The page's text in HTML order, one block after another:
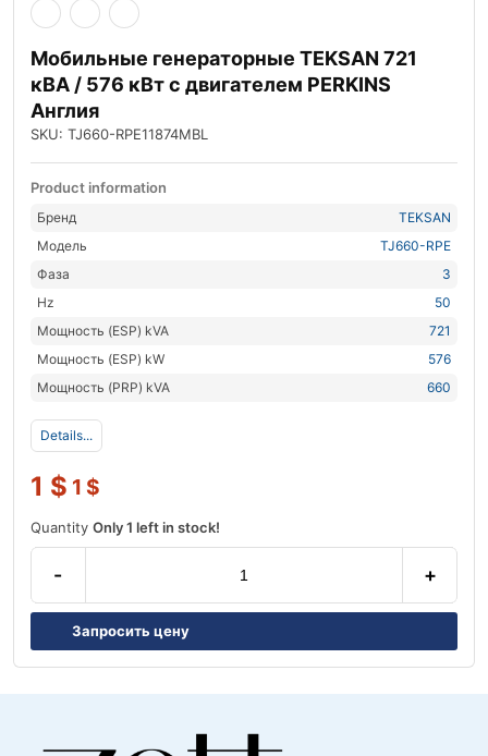
Мобильные генераторные TEKSAN 721
кВА / 576 кВт с двигателем PERKINS
Англия
SKU: TJ660-RPE11874MBL
Product information
Бренд
TEKSAN
Модель
TJ660-RPE
Фаза
3
Hz
50
Мощность (ESP) kVA
721
Мощность (ESP) kW
576
Мощность (PRP) kVA
660
Details...
1 $ 1 $
Quantity Only 1 left in stock!
- +
Запросить цену